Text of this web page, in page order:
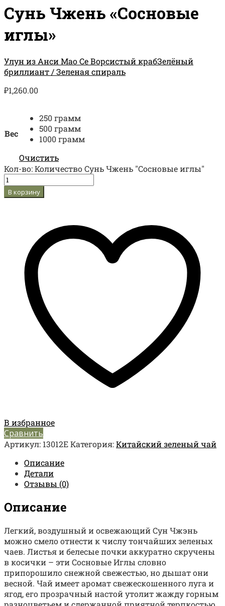
Сунь Чжень «Сосновые
иглы»
Улун из Анси Мао Се Ворсистый крабЗелёный
бриллиант / Зеленая спираль
₽1,260.00
Вес
250 грамм
500 грамм
1000 грамм
Очистить
Кол-во:Количество Сунь Чжень "Сосновые иглы"
В корзину
В избранное
Сравнить
Артикул: 13012EКатегория:Китайский зеленый чай
Описание
Детали
Отзывы (0)
Описание
Легкий, воздушный и освежающий Сун Чжэнь
можно смело отнести к числу тончайших зеленых
чаев. Листья и белесые почки аккуратно скручены
в косички – эти Сосновые Иглы словно
припорошило снежной свежестью, но дышат они
весной. Чай имеет аромат свежескошенного луга и
ягод, его прозрачный настой утолит жажду горным